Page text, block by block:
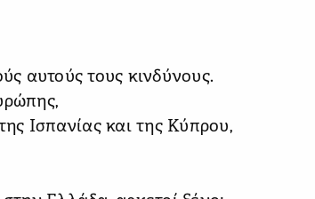
αυτούς τους κινδύνους.
Ισπανίας και της Κύπρου,